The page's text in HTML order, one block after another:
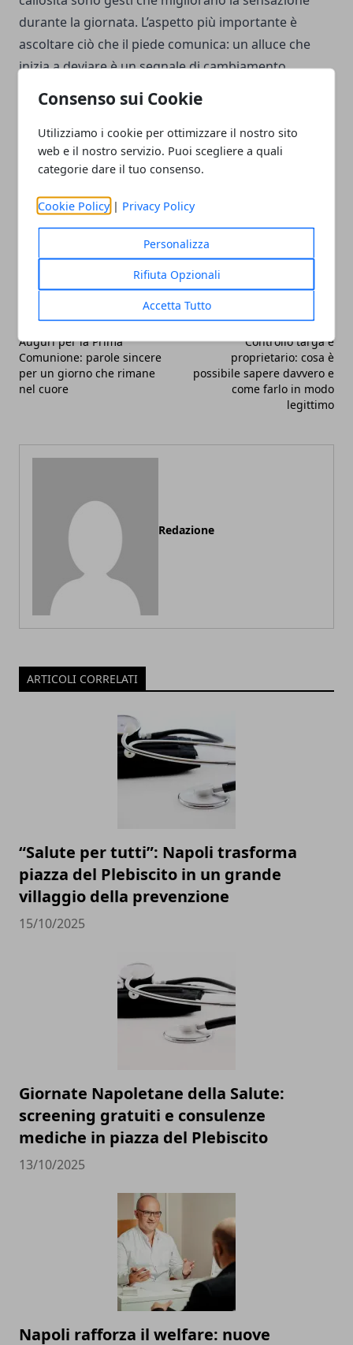
Consenso sui Cookie
Utilizziamo i cookie per ottimizzare il nostro sito
web e il nostro servizio. Puoi scegliere a quali
categorie dare il tuo consenso.
Cookie Policy | Privacy Policy
Personalizza
Rifiuta Opzionali
Accetta Tutto
durante la giornata. L’aspetto più importante è
ascoltare ciò che il piede comunica: un alluce che
inizia a deviare è un segnale di cambiamento
dell’equilibrio corporeo. Gestirlo presto significa
preservare una camminata fluida e una postura
stabile.
Facebook
TwitterWhatsapp
Articolo Precedente
Auguri per la Prima
Comunione: parole sincere
per un giorno che rimane
nel cuore
Articolo Successivo
Controllo targa e
proprietario: cosa è
possibile sapere davvero e
come farlo in modo
legittimo
Redazione
ARTICOLI CORRELATI
“Salute per tutti”: Napoli trasforma
piazza del Plebiscito in un grande
villaggio della prevenzione
15/10/2025
Giornate Napoletane della Salute:
screening gratuiti e consulenze
mediche in piazza del Plebiscito
13/10/2025
Napoli rafforza il welfare: nuove